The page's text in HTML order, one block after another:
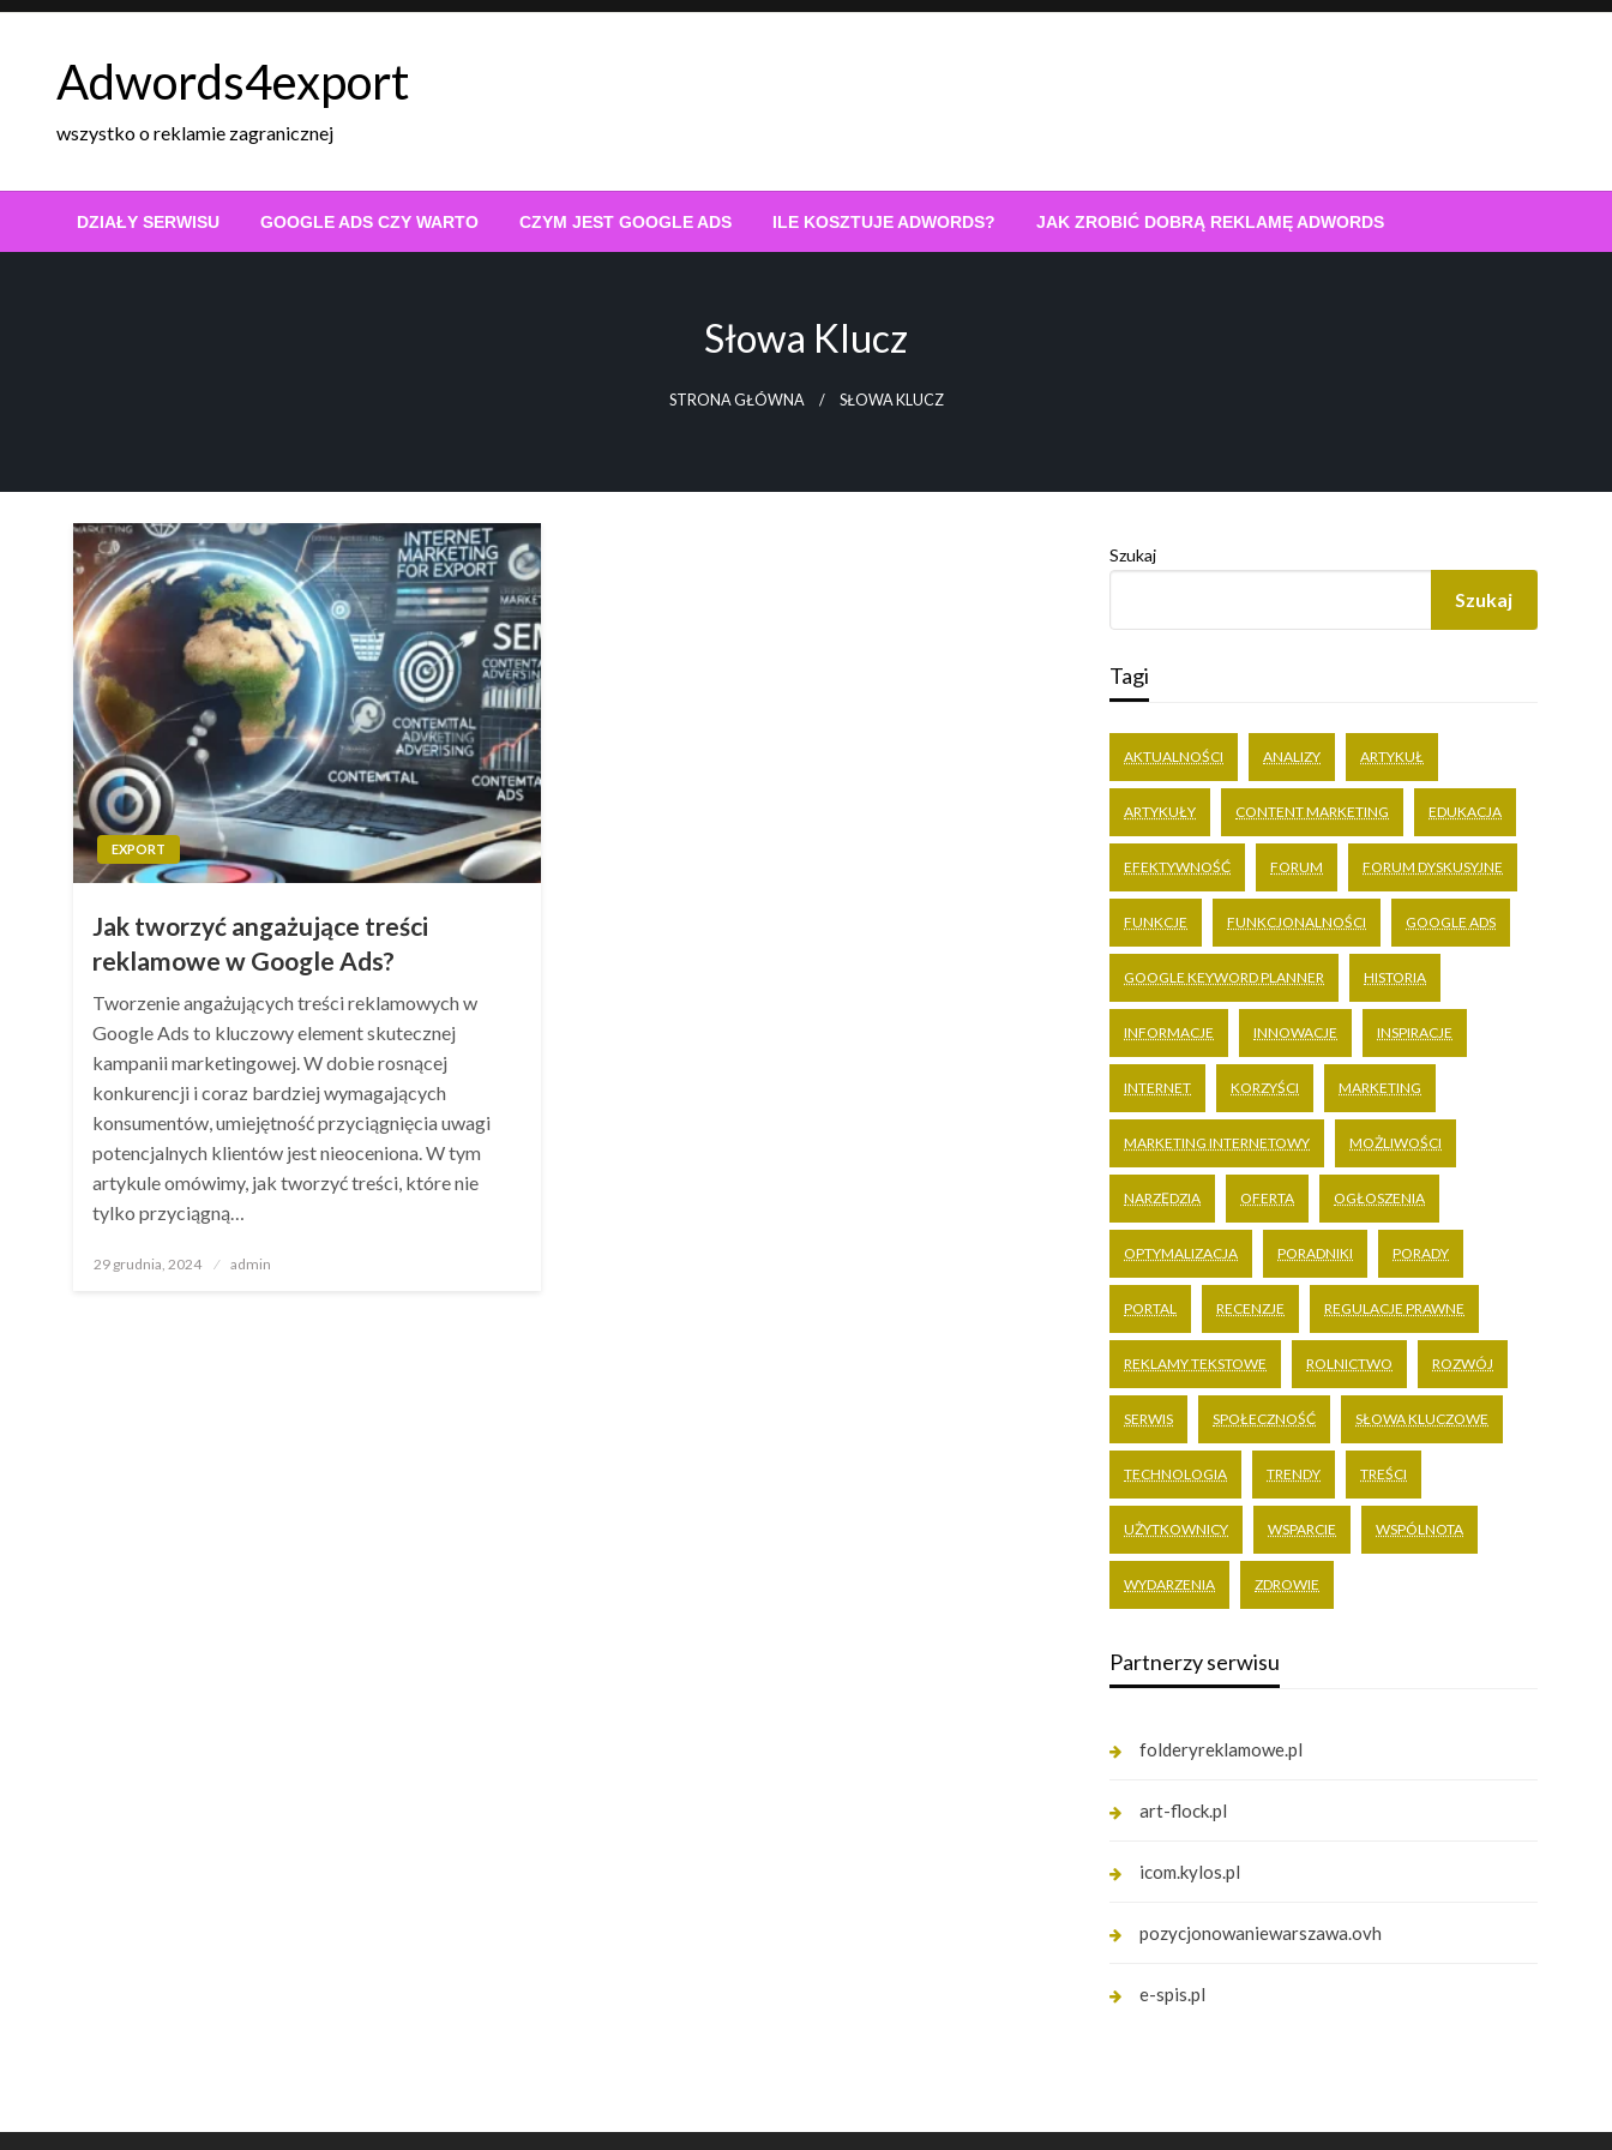
Skip
Adwords4export
wszystko o reklamie zagranicznej
DZIAŁY SERWISU GOOGLE ADS CZY WARTO CZYM JEST GOOGLE ADS ILE KOSZTUJE ADWORDS? JAK ZROBIĆ DOBRĄ REKLAMĘ ADWORDS
Słowa Klucz
STRONA GŁÓWNA SŁOWA KLUCZ
EXPORT
Jak tworzyć angażujące treści
reklamowe w Google Ads?
Tworzenie angażujących treści reklamowych w
Google Ads to kluczowy element skutecznej
kampanii marketingowej. W dobie rosnącej
konkurencji i coraz bardziej wymagających
konsumentów, umiejętność przyciągnięcia uwagi
potencjalnych klientów jest nieoceniona. W tym
artykule omówimy, jak tworzyć treści, które nie
tylko przyciągną…
Opublikowane
29 grudnia, 2024 admin
Szukaj
Szukaj
Tagi
AKTUALNOŚCI ANALIZY ARTYKUŁ
ARTYKUŁY CONTENT MARKETING EDUKACJA
EFEKTYWNOŚĆ FORUM FORUM DYSKUSYJNE
FUNKCJE FUNKCJONALNOŚCI GOOGLE ADS
GOOGLE KEYWORD PLANNER HISTORIA
INFORMACJE INNOWACJE INSPIRACJE
INTERNET KORZYŚCI MARKETING
MARKETING INTERNETOWY MOŻLIWOŚCI
NARZĘDZIA OFERTA OGŁOSZENIA
OPTYMALIZACJA PORADNIKI PORADY
PORTAL RECENZJE REGULACJE PRAWNE
REKLAMY TEKSTOWE ROLNICTWO ROZWÓJ
SERWIS SPOŁECZNOŚĆ SŁOWA KLUCZOWE
TECHNOLOGIA TRENDY TREŚCI
UŻYTKOWNICY WSPARCIE WSPÓLNOTA
WYDARZENIA ZDROWIE
Partnerzy serwisu
folderyreklamowe.pl
art-flock.pl
icom.kylos.pl
pozycjonowaniewarszawa.ovh
e-spis.pl